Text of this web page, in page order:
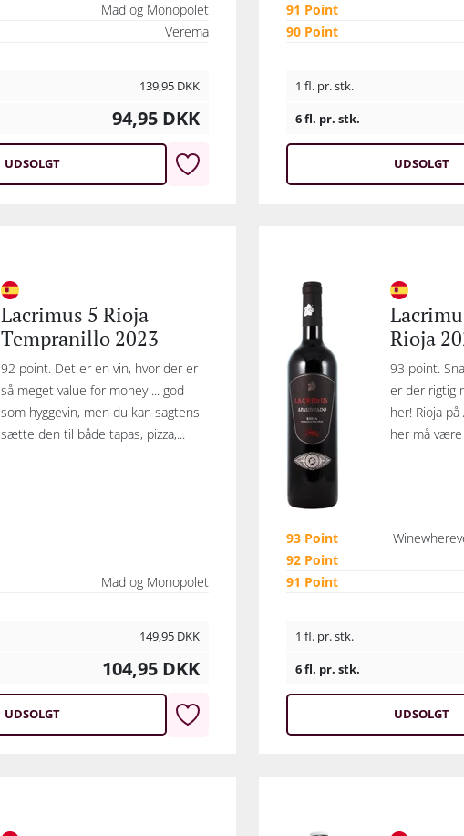
Mad og Monopolet
Verema
139,95 DKK
94,95 DKK
UDSOLGT
91 Point
90 Point
1 fl. pr. stk.
6 fl. pr. stk.
UDSOLGT
Lacrimus 5 Rioja
Tempranillo 2023
92 point. Det er en vin, hvor der er
så meget value for money ... god
som hyggevin, men du kan sagtens
sætte den til både tapas, pizza,...
Mad og Monopolet
149,95 DKK
104,95 DKK
UDSOLGT
Rioja
93 point.
er der rigtig
her! Rioja
her må
93 Point
92 Point
91 Point
1 fl. pr. stk.
6 fl. pr. stk.
UDSOLGT